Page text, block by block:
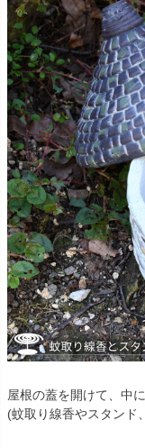
屋根の蓋を開けて、中
(蚊取り線香やスタンド